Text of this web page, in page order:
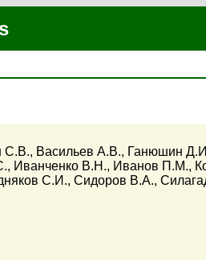
С.В., Васильев А.В., Ганюшин
, Иванченко В.Н., Иванов П.М.,
С.И., Сидоров В.А.,